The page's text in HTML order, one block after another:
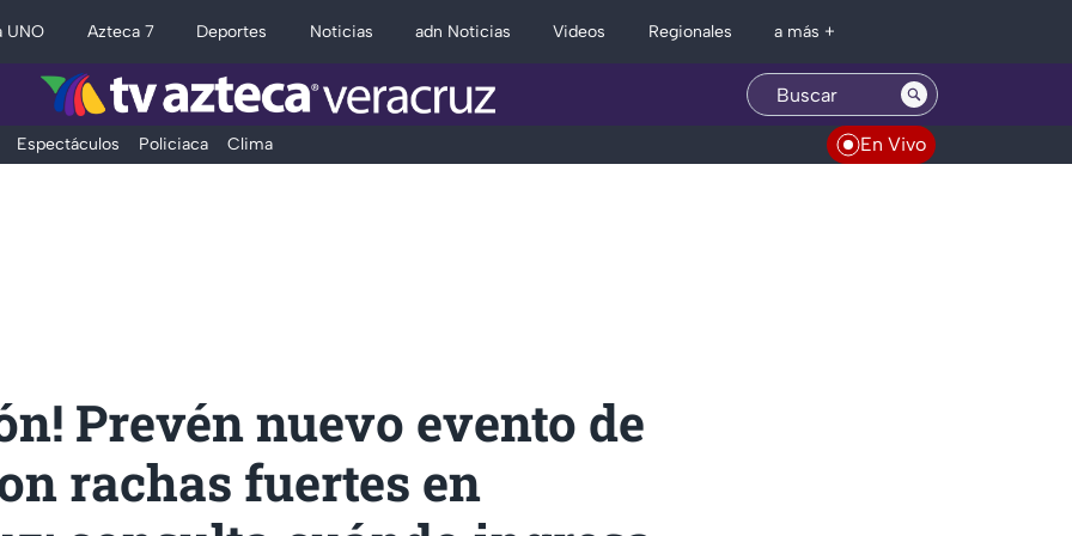
UNO Azteca 7 Deportes Noticias adn Noticias Videos Regionales a más +
Espectáculos Policiaca Clima En Vivo
Prevén nuevo evento de
rachas fuertes en